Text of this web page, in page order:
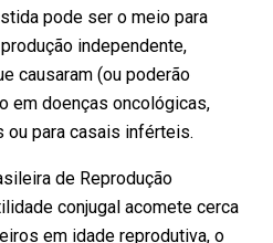
pode ser o meio para
independente,
causaram (ou poderão
em doenças oncológicas,
para casais inférteis.
de Reprodução
conjugal acomete cerca
em idade reprodutiva, o